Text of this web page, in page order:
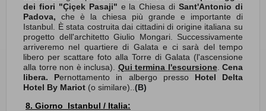
dei fiori "Çiçek Pasaji" e la Chiesa diSant'Antonio di
Padova, che è la chiesa più grande e importante di
Istanbul. È stata costruita dai cittadini di origine italiana su
progetto dell'architetto Giulio Mongari. Successivamente
arriveremo nel quartiere di Galata e ci sarà del tempo
libero per scattare foto alla Torre di Galata (l'ascensione
alla torre non è inclusa). Qui termina l'escursione. Cena
libera.
Pernottamento in albergo presso Hotel Delta
Hotel By Mariot (o similare) (B)
8. Giorno Istanbul / Italia: